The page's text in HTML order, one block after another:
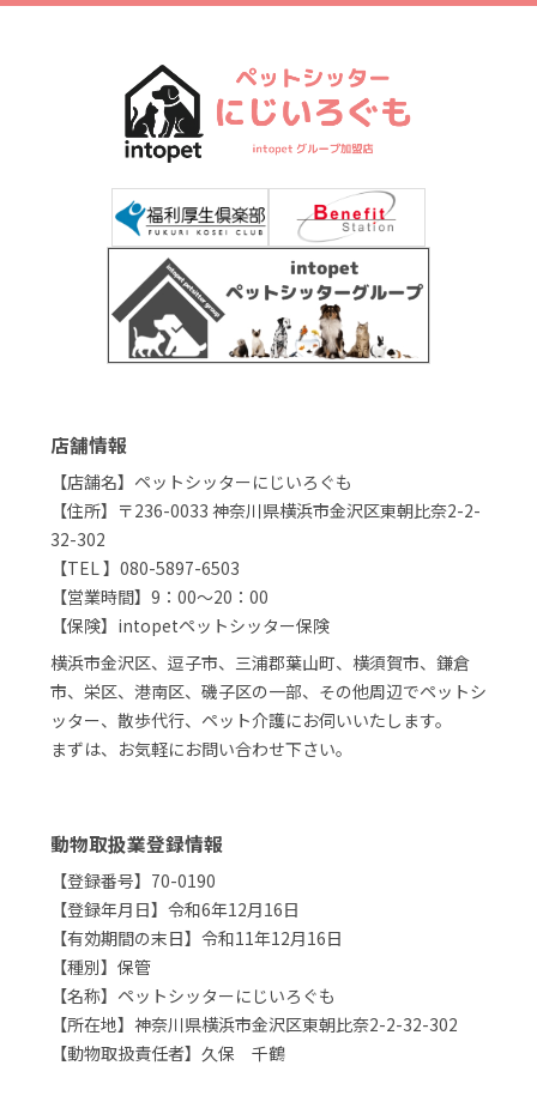
店舗情報
【店舗名】ペットシッターにじいろぐも
【住所】〒236-0033 神奈川県横浜市金沢区東朝比奈2-2-
32-302
【TEL 】080-5897-6503
【営業時間】9：00～20：00
【保険】intopetペットシッター保険
横浜市金沢区、逗子市、三浦郡葉山町、横須賀市、鎌倉
市、栄区、港南区、磯子区の一部、その他周辺でペットシ
ッター、散歩代行、ペット介護にお伺いいたします。
まずは、お気軽にお問い合わせ下さい。
動物取扱業登録情報
【登録番号】70-0190
【登録年月日】令和6年12月16日
【有効期間の末日】令和11年12月16日
【種別】保管
【名称】ペットシッターにじいろぐも
【所在地】神奈川県横浜市金沢区東朝比奈2-2-32-302
【動物取扱責任者】久保 千鶴